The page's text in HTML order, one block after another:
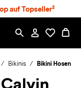
auf Topseller²
Bikinis Bikini Hosen